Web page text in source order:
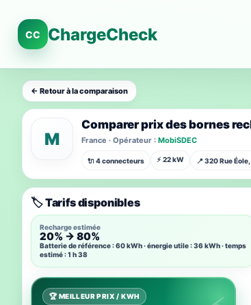
CC ChargeCheck
← Retour à la comparaison
M
Comparer prix des bornes
France · Opérateur : MobiSDEC
🔌 4 connecteurs ⚡ 22 kW 📍 320 Rue
🏷️ Tarifs disponibles
Recharge estimée
20% → 80%
Batterie de référence : 60 kWh · énergie utile : 36 kWh · temps
estimé : 1 h 38
🏆 MEILLEUR PRIX / KWH